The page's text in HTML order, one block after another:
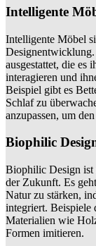
Intelligente
Intelligente Möbel
Designentwicklung.
ausgestattet, die es
interagieren und
Beispiel gibt es
Schlaf zu
anzupassen, um
Biophilic
Biophilic Design ist
der Zukunft. Es
Natur zu stärken,
integriert. Beispiele
Materialien wie
Formen imitieren.